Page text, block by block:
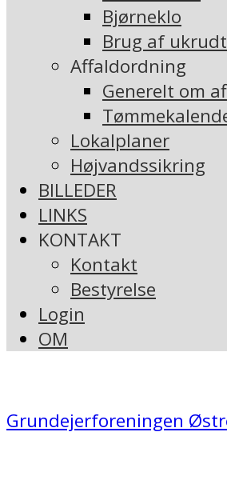
Bjørneklo
Brug af
Affaldordning
Generelt om
Lokalplaner
Højvandssikring
BILLEDER
LINKS
KONTAKT
Kontakt
Bestyrelse
Login
OM
Grundejerforeningen